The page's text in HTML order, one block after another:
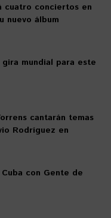
cuatro conciertos en
nuevo álbum
mundial para este
cantarán temas
Rodríguez en
con Gente de